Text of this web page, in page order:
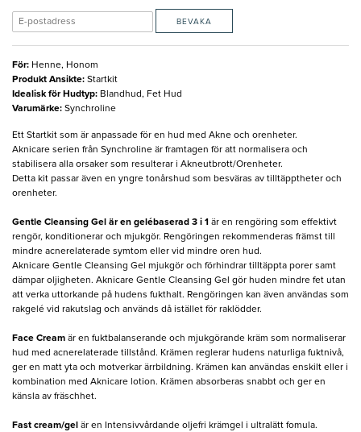
BEVAKA
För: Henne, Honom
Produkt Ansikte: Startkit
Idealisk för Hudtyp: Blandhud, Fet Hud
Varumärke: Synchroline
Ett Startkit som är anpassade för en hud med Akne och orenheter.
Aknicare serien från Synchroline är framtagen för att normalisera och
stabilisera alla orsaker som resulterar i Akneutbrott/Orenheter.
Detta kit passar även en yngre tonårshud som besväras av tilltäpptheter och
orenheter.
Gentle Cleansing Gel är en gelébaserad 3 i 1 är en rengöring som effektivt
rengör, konditionerar och mjukgör. Rengöringen rekommenderas främst till
mindre acnerelaterade symtom eller vid mindre oren hud.
Aknicare Gentle Cleansing Gel mjukgör och förhindrar tilltäppta porer samt
dämpar oljigheten. Aknicare Gentle Cleansing Gel gör huden mindre fet utan
att verka uttorkande på hudens fukthalt. Rengöringen kan även användas som
rakgelé vid rakutslag och används då istället för raklödder.
Face Cream är en fuktbalanserande och mjukgörande kräm som normaliserar
hud med acnerelaterade tillstånd. Krämen reglerar hudens naturliga fuktnivå,
ger en matt yta och motverkar ärrbildning. Krämen kan användas enskilt eller i
kombination med Aknicare lotion. Krämen absorberas snabbt och ger en
känsla av fräschhet.
Fast cream/gel är en Intensivvårdande oljefri krämgel i ultralätt fomula.